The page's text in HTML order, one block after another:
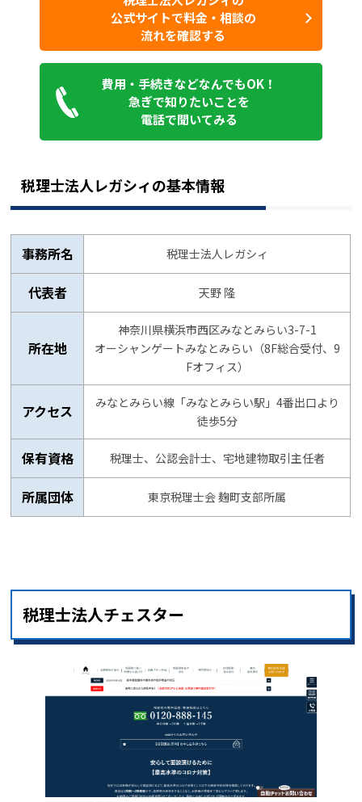
公式サイトで料金・相談の
流れを確認する
費用・手続きなどなんでもOK！
急ぎで知りたいことを
電話で聞いてみる
税理士法人レガシィの基本情報
事務所名 税理士法人レガシィ
代表者 天野 隆
所在地
神奈川県横浜市西区みなとみらい3-7-1
オーシャンゲートみなとみらい（8F総合受付、9
Fオフィス）
アクセス
みなとみらい線「みなとみらい駅」4番出口より
徒歩5分
保有資格 税理士、公認会計士、宅地建物取引主任者
所属団体 東京税理士会 麹町支部所属
税理士法人チェスター